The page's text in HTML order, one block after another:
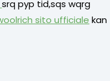
srq pyp tid,sqs wqrg
sito ufficiale kan